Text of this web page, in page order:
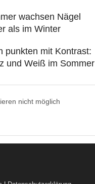
wachsen Nägel
als im Winter
punkten mit Kontrast:
und Weiß im Sommer
nicht möglich